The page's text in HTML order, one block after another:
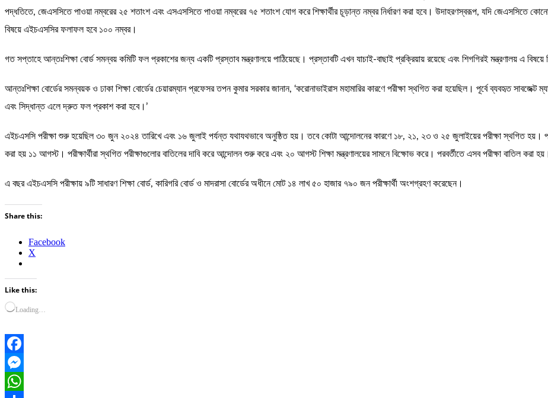
পদ্ধতিতে, জেএসসিতে পাওয়া নম্বরের ২৫ শতাংশ এবং এসএসসিতে পাওয়া নম্বরের ৭৫ শতাংশ যোগ করে শিক্ষার্থীর চূড়ান্ত নম্বর নির্ধারণ করা হবে। উদাহরণস্বরূপ, যদি জেএসসিতে
বিষয়ে এইচএসসির ফলাফল হবে ১০০ নম্বর।
গত সপ্তাহে আন্তঃশিক্ষা বোর্ড সমন্বয় কমিটি ফল প্রকাশের জন্য একটি প্রস্তাব মন্ত্রণালয়ে পাঠিয়েছে। প্রস্তাবটি এখন যাচাই-বাছাই প্রক্রিয়ায় রয়েছে এবং শিগগিরই মন্ত্রণালয় এ বিষয়ে
আন্তঃশিক্ষা বোর্ডের সমন্বয়ক ও ঢাকা শিক্ষা বোর্ডের চেয়ারম্যান প্রফেসর তপন কুমার সরকার জানান, ‘করোনাভাইরাস মহামারির কারণে পরীক্ষা স্থগিত করা হয়েছিল। পূর্বে ব্যবহৃত
এবং সিদ্ধান্ত এলে দ্রুত ফল প্রকাশ করা হবে।’
এইচএসসি পরীক্ষা শুরু হয়েছিল ৩০ জুন ২০২৪ তারিখে এবং ১৬ জুলাই পর্যন্ত যথাযথভাবে অনুষ্ঠিত হয়। তবে কোটা আন্দোলনের কারণে ১৮, ২১, ২৩ ও ২৫ জুলাইয়ের পরীক্ষা স্থগিত হয়।
করা হয় ১১ আগস্ট। পরীক্ষার্থীরা স্থগিত পরীক্ষাগুলোর বাতিলের দাবি করে আন্দোলন শুরু করে এবং ২০ আগস্ট শিক্ষা মন্ত্রণালয়ের সামনে বিক্ষোভ করে। পরবর্তীতে এসব পরীক্ষা বাতিল করা হয়।
এ বছর এইচএসসি পরীক্ষায় ৯টি সাধারণ শিক্ষা বোর্ড, কারিগরি বোর্ড ও মাদরাসা বোর্ডের অধীনে মোট ১৪ লাখ ৫০ হাজার ৭৯০ জন পরীক্ষার্থী অংশগ্রহণ করেছেন।
Share this:
Facebook
X
Like this:
Loading…
Facebook
Messenger